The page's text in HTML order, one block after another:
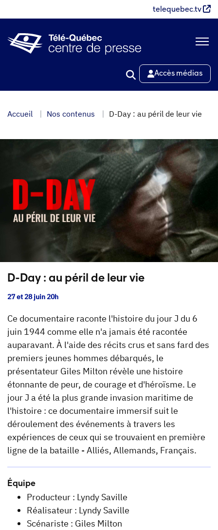
au
principal
telequebec.tv
Accès médias
Accueil Nos contenus D-Day : au péril de leur vie
D-Day : au péril de leur vie
27 et 28 juin 20h
Ce documentaire raconte l'histoire du jour J du 6
juin 1944 comme elle n'a jamais été racontée
auparavant. À l'aide des récits crus et sans fard des
premiers jeunes hommes débarqués, le
présentateur Giles Milton révèle une histoire
étonnante de peur, de courage et d'héroïsme. Le
jour J a été la plus grande invasion maritime de
l'histoire : ce documentaire immersif suit le
déroulement des événements à travers les
expériences de ceux qui se trouvaient en première
ligne de la bataille - Alliés, Allemands, Français.
Équipe
Producteur : Lyndy Saville
Réalisateur : Lyndy Saville
Scénariste : Giles Milton